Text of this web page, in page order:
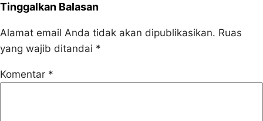
Tinggalkan Balasan
Alamat email Anda tidak akan dipublikasikan. Ruas
yang wajib ditandai *
Komentar *